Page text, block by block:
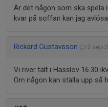
Är det någon som ska spela
kvar på soffan kan jag
Rickard Gustavsson 2 sep
Vi river tält i Hasslöv 16.30
Om någon kan ställa upp så